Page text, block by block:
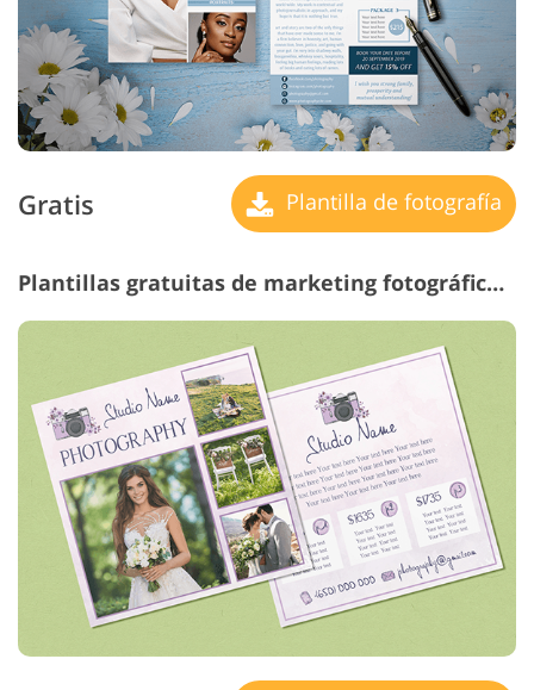
Gratis Plantilla de fotografía
Plantillas gratuitas de marketing fotográfico #3 "Lilac"